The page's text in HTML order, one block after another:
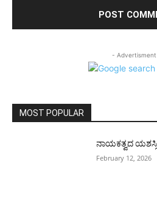
-
MOST POPULAR
ನಾಯಕತ್ವದ
February 12, 2026